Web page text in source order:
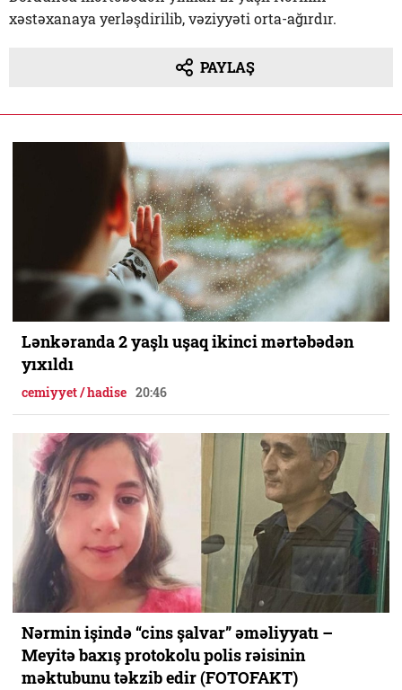
xəstəxanaya yerləşdirilib, vəziyyəti orta-ağırdır.
PAYLAŞ
Lənkəranda 2 yaşlı uşaq ikinci mərtəbədən
yıxıldı
cemiyyet / hadise 20:46
Nərmin işində “cins şalvar” əməliyyatı –
Meyitə baxış protokolu polis rəisinin
məktubunu təkzib edir (FOTOFAKT)